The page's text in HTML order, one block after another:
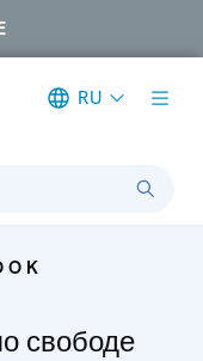
RU
свободе